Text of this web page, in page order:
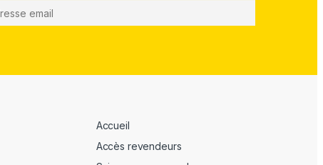
Accueil
Accès revendeurs